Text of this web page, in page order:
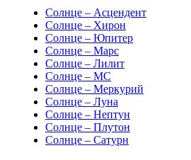
Солнце – Асцендент
Солнце – Хирон
Солнце – Юпитер
Солнце – Марс
Солнце – Лилит
Солнце – MC
Солнце – Меркурий
Солнце – Луна
Солнце – Нептун
Солнце – Плутон
Солнце – Сатурн